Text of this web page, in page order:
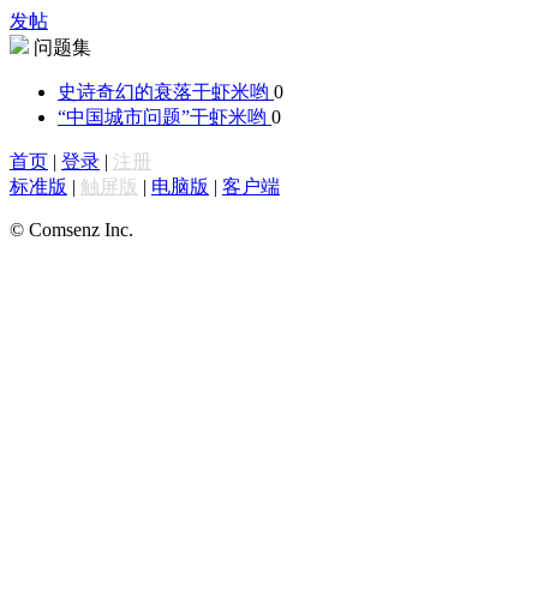
发帖
问题集
史诗奇幻的衰落干虾米哟 0
“中国城市问题”干虾米哟 0
首页 | 登录 | 注册
标准版 | 触屏版 | 电脑版 | 客户端
© Comsenz Inc.